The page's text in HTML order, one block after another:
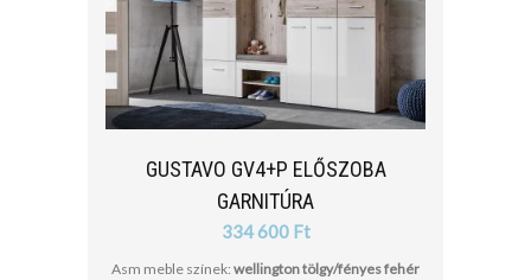
GUSTAVO GV4+P ELŐSZOBA
GARNITÚRA
334 600 Ft
Asm meble színek: wellington tölgy/fényes fehér